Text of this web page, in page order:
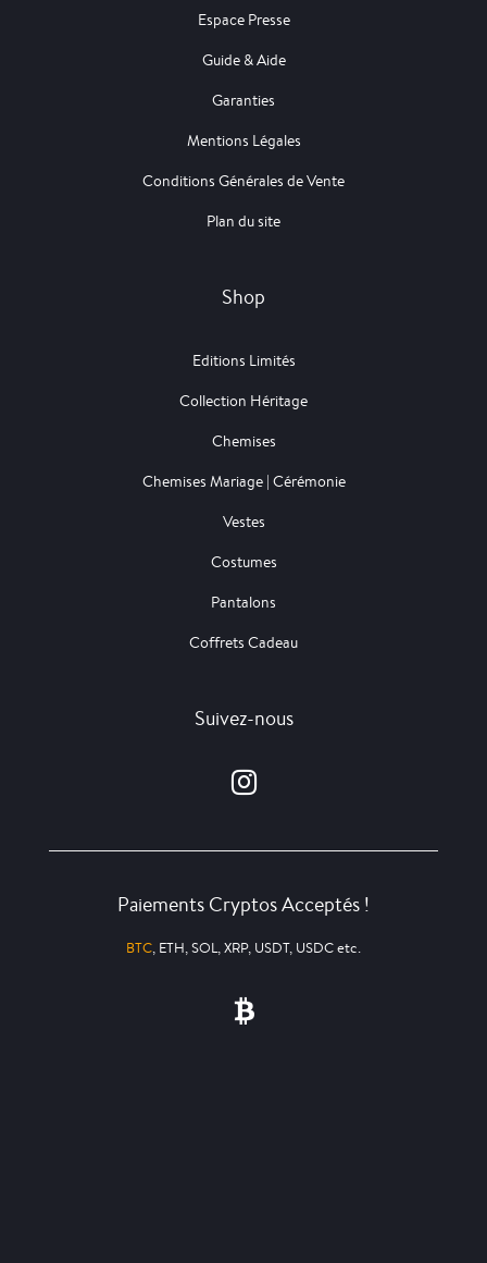
Espace Presse
Guide & Aide
Garanties
Mentions Légales
Conditions Générales de Vente
Plan du site
Shop
Editions Limités
Collection Héritage
Chemises
Chemises Mariage | Cérémonie
Vestes
Costumes
Pantalons
Coffrets Cadeau
Suivez-nous
Paiements Cryptos Acceptés !
BTC, ETH, SOL, XRP, USDT, USDC etc.